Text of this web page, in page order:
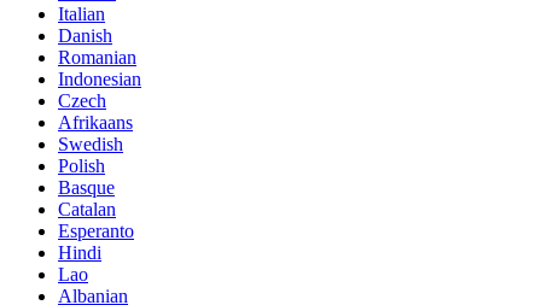
Italian
Danish
Romanian
Indonesian
Czech
Afrikaans
Swedish
Polish
Basque
Catalan
Esperanto
Hindi
Lao
Albanian